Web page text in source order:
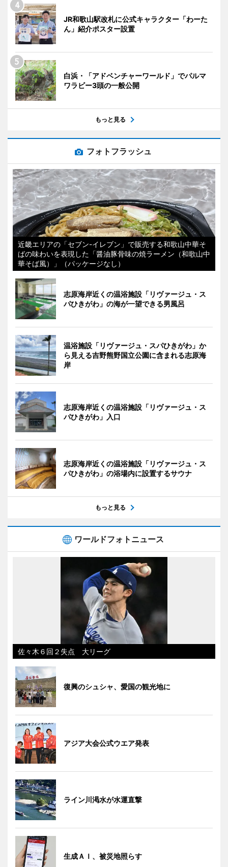
JR和歌山駅改札に公式キャラクター「わーた
ん」紹介ポスター設置
白浜・「アドベンチャーワールド」でパルマ
ワラビー3頭の一般公開
もっと見る
フォトフラッシュ
近畿エリアの「セブン-イレブン」で販売する和歌山中華そ
ばの味わいを表現した「醤油豚骨味の焼ラーメン（和歌山中
華そば風）」（パッケージなし）
志原海岸近くの温浴施設「リヴァージュ・ス
パひきがわ」の海が一望できる男風呂
温浴施設「リヴァージュ・スパひきがわ」か
ら見える吉野熊野国立公園に含まれる志原海
岸
志原海岸近くの温浴施設「リヴァージュ・ス
パひきがわ」入口
志原海岸近くの温浴施設「リヴァージュ・ス
パひきがわ」の浴場内に設置するサウナ
もっと見る
ワールドフォトニュース
佐々木６回２失点 大リーグ
復興のシュシャ、愛国の観光地に
アジア大会公式ウエア発表
ライン川渇水が水運直撃
生成ＡＩ、被災地照らす